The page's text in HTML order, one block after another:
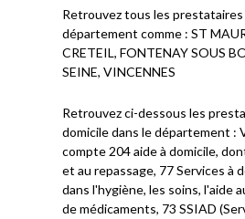
Retrouvez tous les prestataires
département comme : ST MAUR
CRETEIL, FONTENAY SOUS
SEINE, VINCENNES
Retrouvez ci-dessous les
domicile dans le département :
compte 204 aide à domicile,
et au repassage, 77 Services à
dans l'hygiène, les soins, l'aide
de médicaments, 73 SSIAD